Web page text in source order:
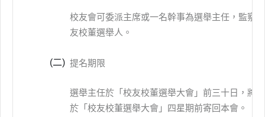
校友會可委派主席或一名幹事為選舉主任，監察
友校董選舉人。
(二) 提名期限
選舉主任於「校友校董選舉大會」前三十日，將
於「校友校董選舉大會」四星期前寄回本會。